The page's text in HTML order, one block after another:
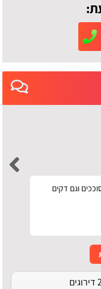
וגם דקים